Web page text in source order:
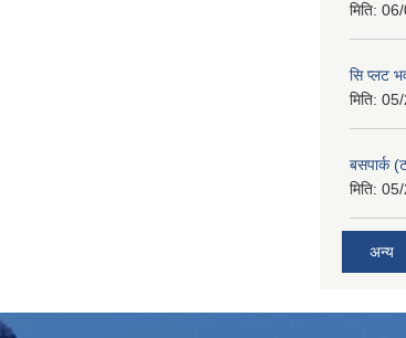
मिति:
सि प्लट
मिति:
बसपार्क
मिति:
अन्य